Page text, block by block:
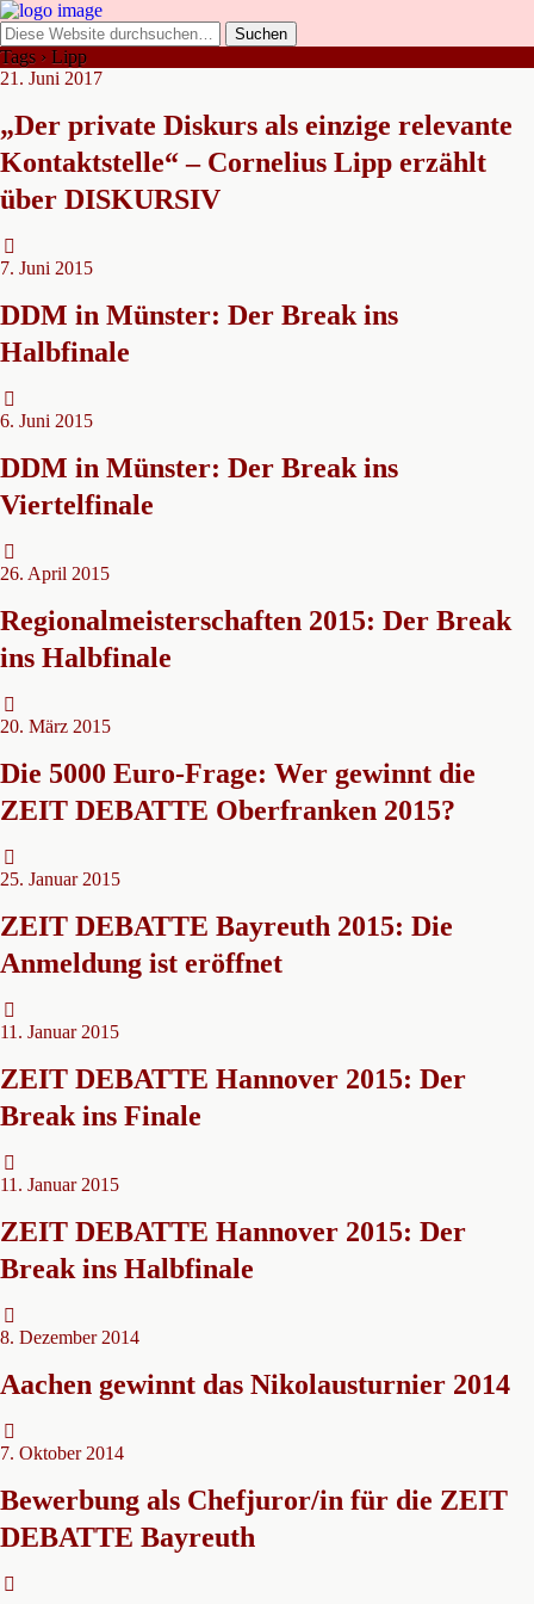
Tags › Lipp
21. Juni 2017
„Der private Diskurs als einzige relevante
Kontaktstelle“ – Cornelius Lipp erzählt
über DISKURSIV
7. Juni 2015
DDM in Münster: Der Break ins
Halbfinale
6. Juni 2015
DDM in Münster: Der Break ins
Viertelfinale
26. April 2015
Regionalmeisterschaften 2015: Der Break
ins Halbfinale
20. März 2015
Die 5000 Euro-Frage: Wer gewinnt die
ZEIT DEBATTE Oberfranken 2015?
25. Januar 2015
ZEIT DEBATTE Bayreuth 2015: Die
Anmeldung ist eröffnet
11. Januar 2015
ZEIT DEBATTE Hannover 2015: Der
Break ins Finale
11. Januar 2015
ZEIT DEBATTE Hannover 2015: Der
Break ins Halbfinale
8. Dezember 2014
Aachen gewinnt das Nikolausturnier 2014
7. Oktober 2014
Bewerbung als Chefjuror/in für die ZEIT
DEBATTE Bayreuth